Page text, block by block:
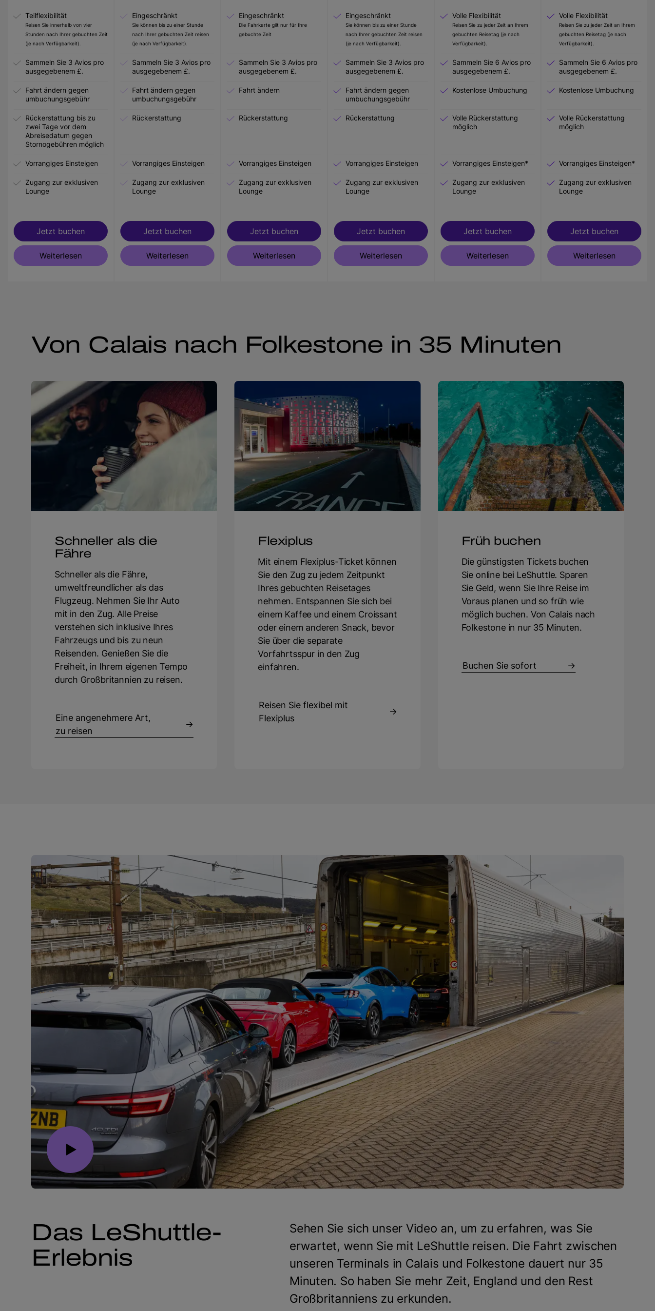
Teilflexibilität
Reisen Sie innerhalb von vier
Stunden nach Ihrer gebuchten Zeit
(je nach Verfügbarkeit).
Sammeln Sie 3 Avios pro
ausgegebenem £.
Fahrt ändern gegen
umbuchungsgebühr
Rückerstattung bis zu
zwei Tage vor dem
Abreisedatum gegen
Stornogebühren möglich
Vorrangiges Einsteigen
Zugang zur exklusiven
Lounge
Jetzt buchen
Weiterlesen
Eingeschränkt
Sie können bis zu einer Stunde
nach Ihrer gebuchten Zeit reisen
(je nach Verfügbarkeit).
Sammeln Sie 3 Avios pro
ausgegebenem £.
Fahrt ändern gegen
umbuchungsgebühr
Rückerstattung
Vorrangiges Einsteigen
Zugang zur exklusiven
Lounge
Jetzt buchen
Weiterlesen
Eingeschränkt
Die Fahrkarte gilt nur für Ihre
gebuchte Zeit
Sammeln Sie 3 Avios pro
ausgegebenem £.
Fahrt ändern
Rückerstattung
Vorrangiges Einsteigen
Zugang zur exklusiven
Lounge
Jetzt buchen
Weiterlesen
Eingeschränkt
Sie können bis zu einer Stunde
nach Ihrer gebuchten Zeit reisen
(je nach Verfügbarkeit).
Sammeln Sie 3 Avios pro
ausgegebenem £.
Fahrt ändern gegen
umbuchungsgebühr
Rückerstattung
Vorrangiges Einsteigen
Zugang zur exklusiven
Lounge
Jetzt buchen
Weiterlesen
Volle Flexibilität
Reisen Sie zu jeder Zeit an Ihrem
gebuchten Reisetag (je nach
Verfügbarkeit).
Sammeln Sie 6 Avios pro
ausgegebenem £.
Kostenlose Umbuchung
Volle Rückerstattung
möglich
Vorrangiges Einsteigen*
Zugang zur exklusiven
Lounge
Jetzt buchen
Weiterlesen
Volle Flexibilität
Reisen Sie zu jeder Zeit an Ihrem
gebuchten Reisetag (je nach
Verfügbarkeit).
Sammeln Sie 6 Avios pro
ausgegebenem £.
Kostenlose Umbuchung
Volle Rückerstattung
möglich
Vorrangiges Einsteigen*
Zugang zur exklusiven
Lounge
Jetzt buchen
Weiterlesen
Von Calais nach Folkestone in 35 Minuten
Schneller als die
Fähre
Schneller als die Fähre,
umweltfreundlicher als das
Flugzeug. Nehmen Sie Ihr Auto
mit in den Zug. Alle Preise
verstehen sich inklusive Ihres
Fahrzeugs und bis zu neun
Reisenden. Genießen Sie die
Freiheit, in Ihrem eigenen Tempo
durch Großbritannien zu reisen.
Eine angenehmere Art,
zu reisen
Flexiplus
Mit einem Flexiplus-Ticket können
Sie den Zug zu jedem Zeitpunkt
Ihres gebuchten Reisetages
nehmen. Entspannen Sie sich bei
einem Kaffee und einem Croissant
oder einem anderen Snack, bevor
Sie über die separate
Vorfahrtsspur in den Zug
einfahren.
Reisen Sie flexibel mit
Flexiplus
Früh buchen
Die günstigsten Tickets buchen
Sie online bei LeShuttle. Sparen
Sie Geld, wenn Sie Ihre Reise im
Voraus planen und so früh wie
möglich buchen. Von Calais nach
Folkestone in nur 35 Minuten.
Buchen Sie sofort
Das LeShuttle-
Erlebnis
Sehen Sie sich unser Video an, um zu erfahren, was Sie
erwartet, wenn Sie mit LeShuttle reisen. Die Fahrt zwischen
unseren Terminals in Calais und Folkestone dauert nur 35
Minuten. So haben Sie mehr Zeit, England und den Rest
Großbritanniens zu erkunden.